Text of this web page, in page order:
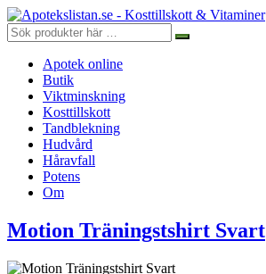
Apotek online
Butik
Viktminskning
Kosttillskott
Tandblekning
Hudvård
Håravfall
Potens
Om
Motion Träningstshirt Svart